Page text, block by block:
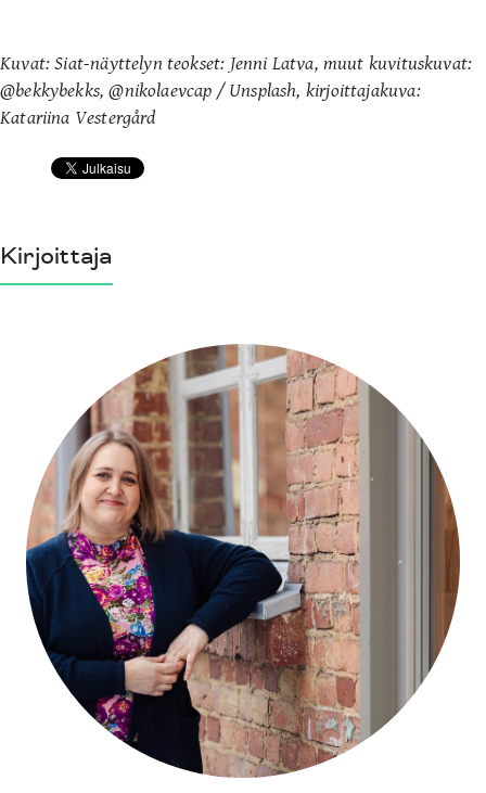
Kuvat: Siat-näyttelyn teokset: Jenni Latva, muut kuvituskuvat:
@bekkybekks, @nikolaevcap / Unsplash, kirjoittajakuva:
Katariina Vestergård
Kirjoittaja